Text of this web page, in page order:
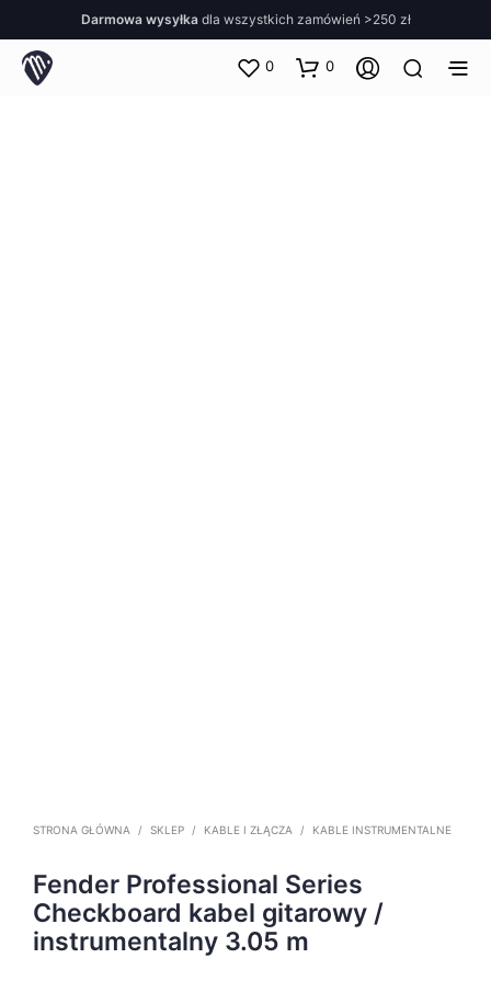
Darmowa wysyłka dla wszystkich zamówień >250 zł
0 0
STRONA GŁÓWNA / SKLEP / KABLE I ZŁĄCZA / KABLE INSTRUMENTALNE
Fender Professional Series
Checkboard kabel gitarowy /
instrumentalny 3.05 m